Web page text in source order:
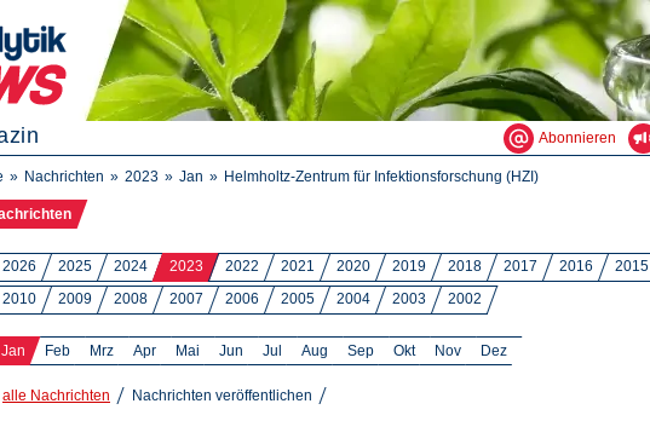
Abonnieren
Nachrichten 2023 Jan Helmholtz-Zentrum für Infektionsforschung (HZI)
2026 2025 2024 2023 2022 2021 2020 2019 2018 2017 2016 2015
2010
2009 2008 2007 2006 2005 2004 2003 2002
Jan Feb Mrz Apr Mai Jun Jul Aug Sep Okt Nov Dez
alle Nachrichten Nachrichten veröffentlichen